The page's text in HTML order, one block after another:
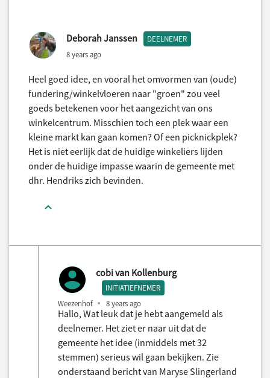
Deborah Janssen DEELNEMER
8 years ago
Heel goed idee, en vooral het omvormen van (oude)
fundering/winkelvloeren naar "groen" zou veel
goeds betekenen voor het aangezicht van ons
winkelcentrum. Misschien toch een plek waar een
kleine markt kan gaan komen? Of een picknickplek?
Het is niet eerlijk dat de huidige winkeliers lijden
onder de huidige impasse waarin de gemeente met
dhr. Hendriks zich bevinden.
cobi van Kollenburg
INITIATIEFNEMER
Weezenhof 8 years ago
Hallo, Wat leuk dat je hebt aangemeld als
deelnemer. Het ziet er naar uit dat de
gemeente het idee (inmiddels met 32
stemmen) serieus wil gaan bekijken. Zie
onderstaand bericht van Maryse Slingerland